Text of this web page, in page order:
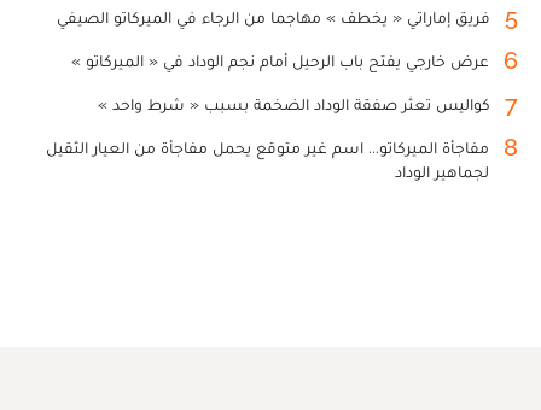
5 فريق إماراتي « يخطف » مهاجما من الرجاء في الميركاتو الصيفي
6 عرض خارجي يفتح باب الرحيل أمام نجم الوداد في « الميركاتو »
7 كواليس تعثر صفقة الوداد الضخمة بسبب « شرط واحد »
8
مفاجأة الميركاتو... اسم غير متوقع يحمل مفاجأة من العيار الثقيل
لجماهير الوداد